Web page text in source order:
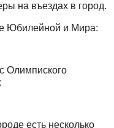
на въездах в город.
Юбилейной и Мира:
Олимпиского
есть несколько